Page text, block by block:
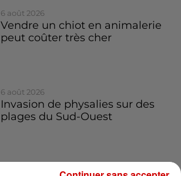
6 août 2026
Vendre un chiot en animalerie
peut coûter très cher
6 août 2026
Invasion de physalies sur des
plages du Sud-Ouest